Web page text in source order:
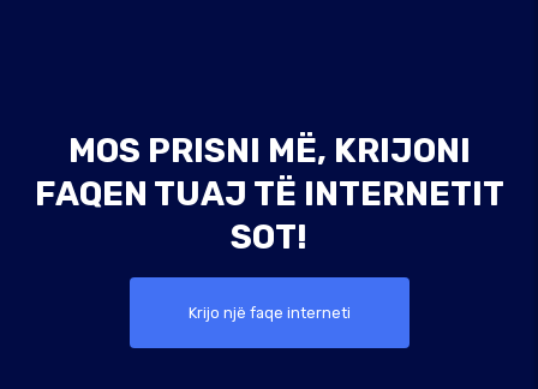
MOS PRISNI MË, KRIJONI
FAQEN TUAJ TË INTERNETIT
SOT!
Krijo një faqe interneti